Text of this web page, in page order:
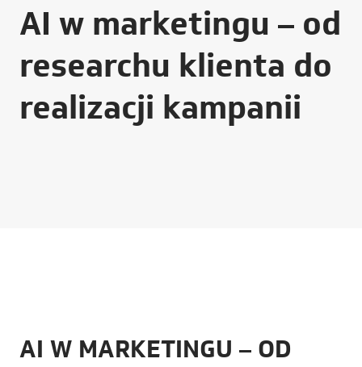
AI w marketingu – od
researchu klienta do
realizacji kampanii
AI W MARKETINGU – OD